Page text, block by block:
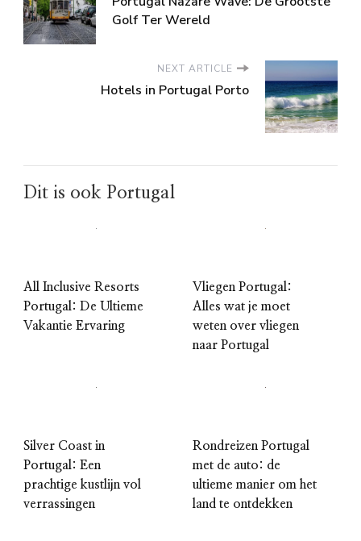
Golf Ter Wereld
NEXT ARTICLE
Hotels in Portugal Porto
Dit is ook Portugal
All Inclusive Resorts
Portugal: De Ultieme
Vakantie Ervaring
Vliegen Portugal:
Alles wat je moet
weten over vliegen
naar Portugal
Silver Coast in
Portugal: Een
prachtige kustlijn vol
verrassingen
Rondreizen Portugal
met de auto: de
ultieme manier om het
land te ontdekken